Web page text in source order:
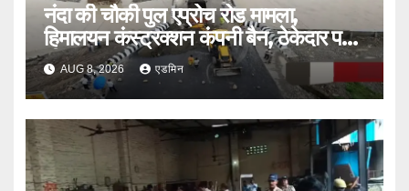
नंदा की चौकी पुल एप्रोच रोड मामला,
हिमालयन कंस्ट्रक्शन कंपनी बैन, ठेकेदार पर
भी एक्शन
AUG 8, 2026 एडमिन